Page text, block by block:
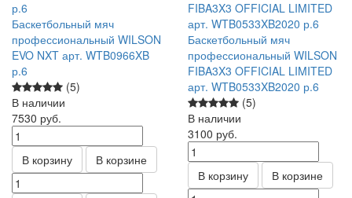
Баскетбольный мяч
профессиональный WILSON
EVO NXT арт. WTB0966XB
р.6
(5)
В наличии
7530 руб.
В корзину В корзине
Баскетбольный мяч
профессиональный WILSON
FIBA3X3 OFFICIAL LIMITED
арт. WTB0533XB2020 р.6
(5)
В наличии
3100 руб.
В корзину В корзине